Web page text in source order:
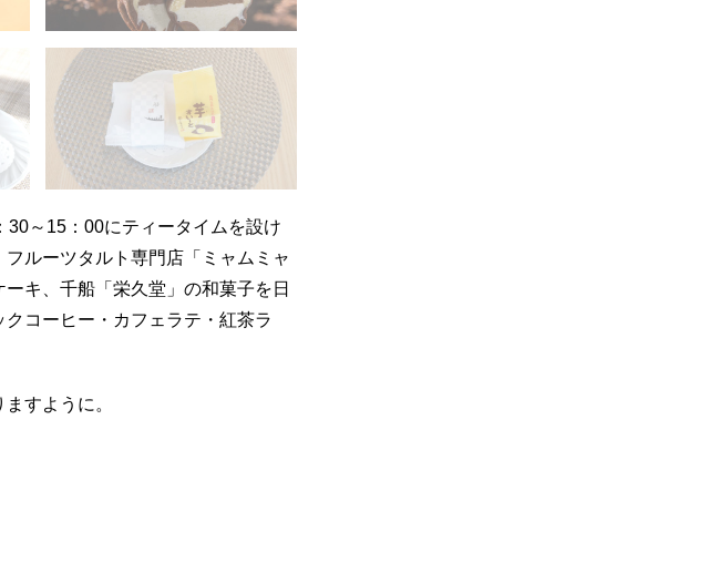
～15：00にティータイムを設け
ルーツタルト専門店「ミャムミャ
キ、千船「栄久堂」の和菓子を日
コーヒー・カフェラテ・紅茶ラ
すように。